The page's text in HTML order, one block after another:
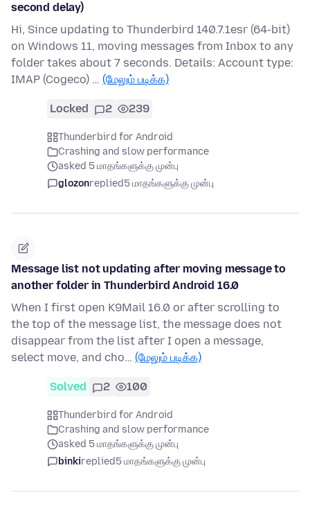
second delay)
Hi, Since updating to Thunderbird 140.7.1esr (64-bit)
on Windows 11, moving messages from Inbox to any
folder takes about 7 seconds. Details: Account type:
IMAP (Cogeco) … (மேலும் படிக்க)
Locked 2 239
Thunderbird for Android
Crashing and slow performance
asked 5 மாதங்களுக்கு முன்பு
glozonreplied5 மாதங்களுக்கு முன்பு
Message list not updating after moving message to
another folder in Thunderbird Android 16.0
When I first open K9Mail 16.0 or after scrolling to
the top of the message list, the message does not
disappear from the list after I open a message,
select move, and cho… (மேலும் படிக்க)
Solved 2 100
Thunderbird for Android
Crashing and slow performance
asked 5 மாதங்களுக்கு முன்பு
binkireplied5 மாதங்களுக்கு முன்பு